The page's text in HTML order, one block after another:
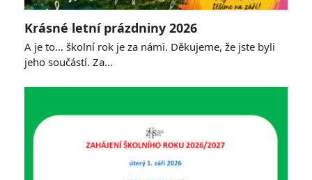
Krásné letní prázdniny 2026
A je to… školní rok je za námi. Děkujeme, že jste byli
jeho součástí. Za…